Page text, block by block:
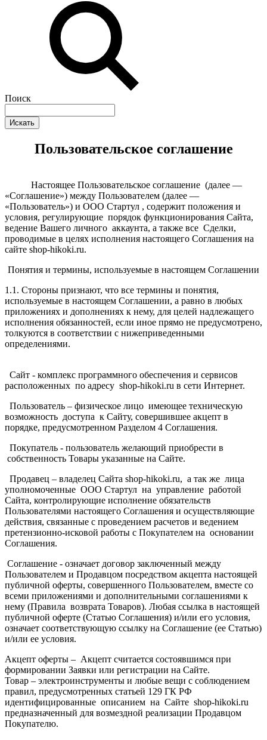
Поиск
Искать
Пользовательское соглашение
Настоящее Пользовательское соглашение (далее —
«Соглашение») между Пользователем (далее —
«Пользователь») и ООО Стартул , содержит положения и
условия, регулирующие порядок функционирования Сайта,
ведение Вашего личного аккаунта, а также все Сделки,
проводимые в целях исполнения настоящего Соглашения на
сайте shop-hikoki.ru.
Понятия и термины, используемые в настоящем Соглашении
1.1. Стороны признают, что все термины и понятия,
используемые в настоящем Соглашении, а равно в любых
приложениях и дополнениях к нему, для целей надлежащего
исполнения обязанностей, если иное прямо не предусмотрено,
толкуются в соответствии с нижеприведенными
определениями.
Сайт - комплекс программного обеспечения и сервисов
расположенных по адресу shop-hikoki.ru в сети Интернет.
Пользователь – физическое лицо имеющее техническую
возможность доступа к Сайту, совершившее акцепт в
порядке, предусмотренном Разделом 4 Соглашения.
Покупатель - пользователь желающий приобрести в
собственность Товары указанные на Сайте.
Продавец – владелец Сайта shop-hikoki.ru, а так же лица
уполномоченные ООО Стартул на управление работой
Сайта, контролирующие исполнение обязательств
Пользователями настоящего Соглашения и осуществляющие
действия, связанные с проведением расчетов и ведением
претензионно-исковой работы с Покупателем на основании
Соглашения.
Соглашение - означает договор заключенный между
Пользователем и Продавцом посредством акцепта настоящей
публичной оферты, совершенного Пользователем, вместе со
всеми приложениями и дополнительными соглашениями к
нему (Правила возврата Товаров). Любая ссылка в настоящей
публичной оферте (Статью Соглашения) и/или его условия,
означает соответствующую ссылку на Соглашение (ее Статью)
и/или ее условия.
Акцепт оферты – Акцепт считается состоявшимся при
формировании Заявки или регистрации на Сайте.
Товар – электроинструменты и любые вещи с соблюдением
правил, предусмотренных статьей 129 ГК РФ
идентифицированные описанием на Сайте shop-hikoki.ru
предназначенный для возмездной реализации Продавцом
Покупателю.